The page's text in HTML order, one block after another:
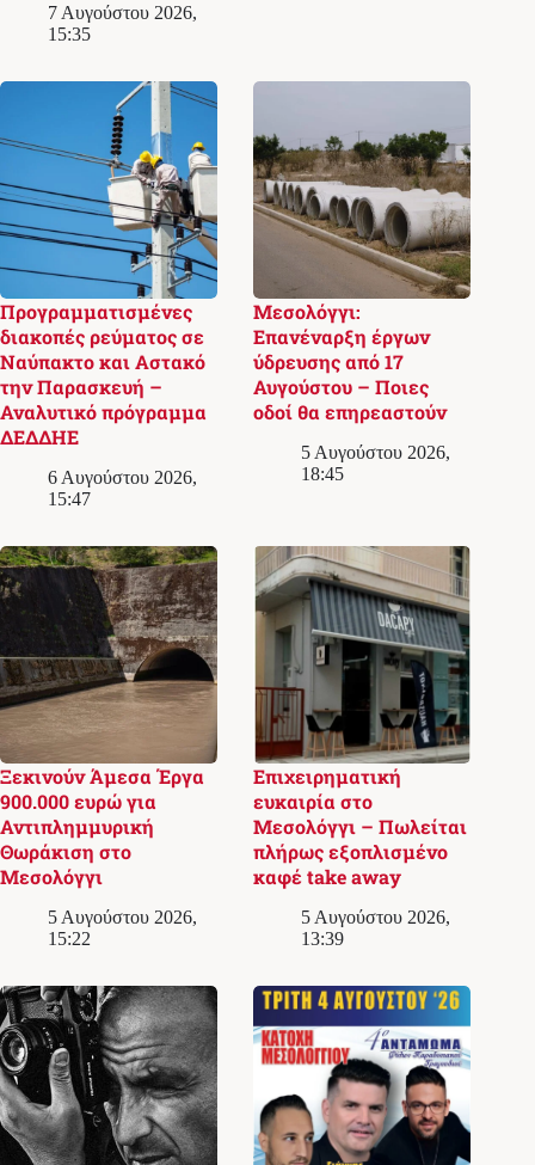
7 Αυγούστου 2026,
15:35
Προγραμματισμένες
διακοπές ρεύματος σε
Ναύπακτο και Αστακό
την Παρασκευή –
Αναλυτικό πρόγραμμα
ΔΕΔΔΗΕ
6 Αυγούστου 2026,
15:47
Μεσολόγγι:
Επανέναρξη έργων
ύδρευσης από 17
Αυγούστου – Ποιες
οδοί θα επηρεαστούν
5 Αυγούστου 2026,
18:45
Ξεκινούν Άμεσα Έργα
900.000 ευρώ για
Αντιπλημμυρική
Θωράκιση στο
Μεσολόγγι
5 Αυγούστου 2026,
15:22
Επιχειρηματική
ευκαιρία στο
Μεσολόγγι – Πωλείται
πλήρως εξοπλισμένο
καφέ take away
5 Αυγούστου 2026,
13:39